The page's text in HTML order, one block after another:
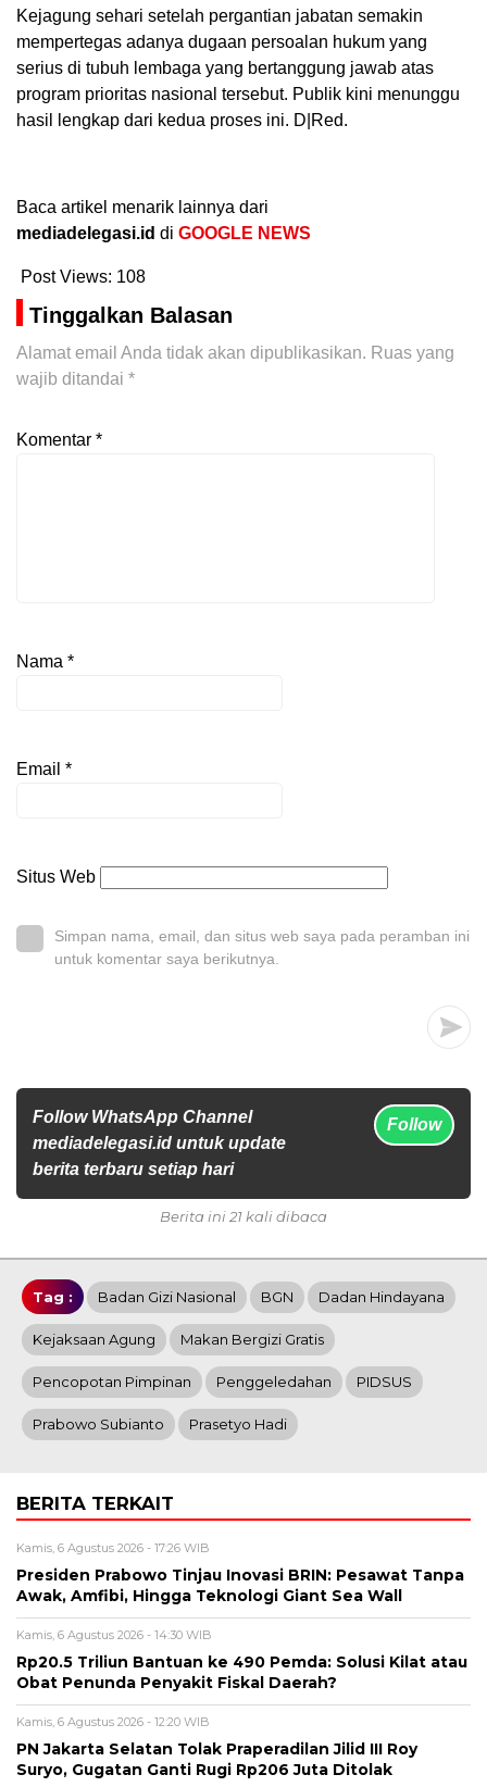
Kejagung sehari setelah pergantian jabatan semakin
mempertegas adanya dugaan persoalan hukum yang
serius di tubuh lembaga yang bertanggung jawab atas
program prioritas nasional tersebut. Publik kini menunggu
hasil lengkap dari kedua proses ini. D|Red.
Baca artikel menarik lainnya dari
mediadelegasi.id di GOOGLE NEWS
Post Views: 108
Tinggalkan Balasan
Alamat email Anda tidak akan dipublikasikan. Ruas yang
wajib ditandai *
Komentar *
Nama *
Email *
Situs Web
Simpan nama, email, dan situs web saya pada peramban ini
untuk komentar saya berikutnya.
Follow WhatsApp Channel
mediadelegasi.id untuk update
berita terbaru setiap hari
Follow
Berita ini 21 kali dibaca
Tag : Badan Gizi Nasional BGN Dadan Hindayana
Kejaksaan Agung Makan Bergizi Gratis
Pencopotan Pimpinan Penggeledahan PIDSUS
Prabowo Subianto Prasetyo Hadi
BERITA TERKAIT
Kamis, 6 Agustus 2026 - 17:26 WIB
Presiden Prabowo Tinjau Inovasi BRIN: Pesawat Tanpa
Awak, Amfibi, Hingga Teknologi Giant Sea Wall
Kamis, 6 Agustus 2026 - 14:30 WIB
Rp20.5 Triliun Bantuan ke 490 Pemda: Solusi Kilat atau
Obat Penunda Penyakit Fiskal Daerah?
Kamis, 6 Agustus 2026 - 12:20 WIB
PN Jakarta Selatan Tolak Praperadilan Jilid III Roy
Suryo, Gugatan Ganti Rugi Rp206 Juta Ditolak